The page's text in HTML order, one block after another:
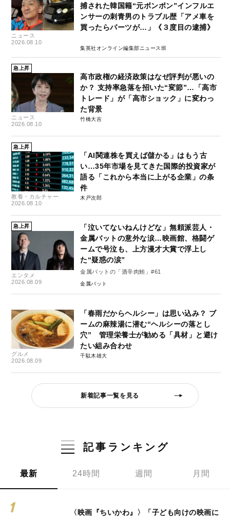
ニュース
2026.08.10
捕された韓国籍“元ボンボン”インフルエ
ンサーの刺青男のトラブル歴「アメ車を
買ったらパーツが…」《３度目の逮捕》
集英社オンライン編集部ニュース班
急上昇
ニュース
2026.08.10
高市政権の経済政策はなぜ評判が悪いの
か？ 支持率急落を招いた“変節”…「高市
トレード」が「高市ショック」に変わっ
た背景
竹橋大吉
急上昇
教養・カルチャー
2026.08.10
「AI関連株を買えば儲かる」はもう古
い…35年市場を見てきた国際的投資家が
語る「これから本当に上がる企業」の条
件
木戸次郎
急上昇
エンタメ
2026.08.09
「泣いてないねんけどな」無頼派芸人・
金属バットの意外な涙…映画館、格闘ゲ
ームで号泣も、上方漫才大賞で浮上し
た“疑惑の涙”
金属バットの「酒辛肉鮪」#61
金属バット
グルメ
2026.08.09
「春雨だからヘルシー」は思い込み？ ブ
ームの麻辣湯に潜む“ヘルシーの落とし
穴” 管理栄養士が勧める「具材」と避け
たい組み合わせ
千駄木雄大
新着記事一覧を見る
記事ランキング
最新 24時間 週間 月間
〈映画『ちいかわ』〉「子ども向けの映画に